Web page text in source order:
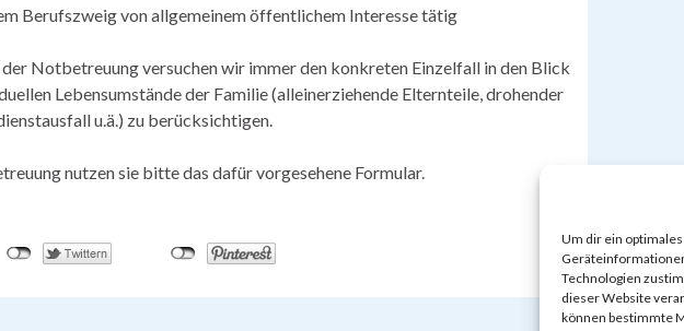
Um dir ein
Technologien
dieser Website
können bestimmte
Berufszweig von allgemeinem öffentlichem Interesse tätig
Notbetreuung versuchen wir immer den konkreten Einzelfall in den Blick
Lebensumstände der Familie (alleinerziehende Elternteile, drohender
u.ä.) zu berücksichtigen.
nutzen sie bitte das dafür vorgesehene Formular.